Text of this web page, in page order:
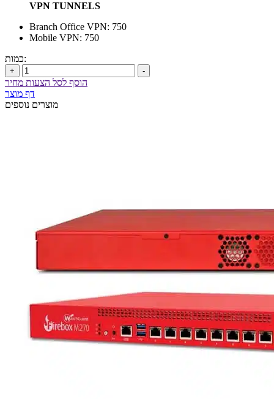
VPN TUNNELS
Branch Office VPN: 750
Mobile VPN: 750
כמות:
+ -
הוסף לסל הצעות מחיר
דף מוצר
מוצרים נוספים